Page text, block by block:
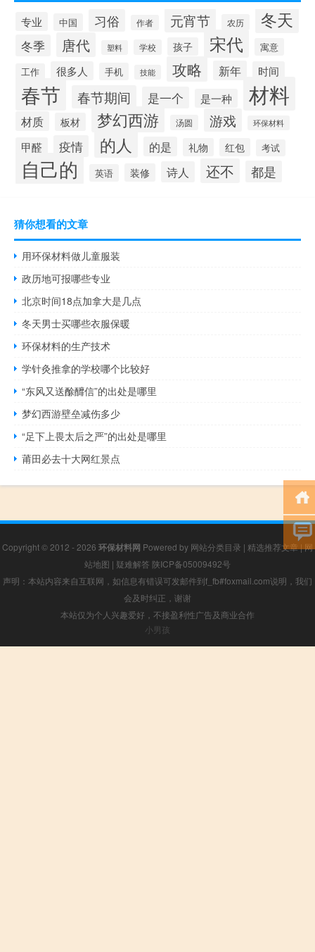
专业 中国 习俗 作者 元宵节 农历 冬天
冬季 唐代 塑料 学校 孩子 宋代 寓意
工作 很多人 手机 技能 攻略 新年 时间
春节 春节期间 是一个 是一种 材料
材质 板材 梦幻西游 汤圆 游戏 环保材料
甲醛 疫情 的人 的是 礼物 红包 考试
自己的 英语 装修 诗人 还不 都是
猜你想看的文章
用环保材料做儿童服装
政历地可报哪些专业
北京时间18点加拿大是几点
冬天男士买哪些衣服保暖
环保材料的生产技术
学针灸推拿的学校哪个比较好
“东风又送酴釄信”的出处是哪里
梦幻西游壁垒减伤多少
“足下上畏太后之严”的出处是哪里
莆田必去十大网红景点
Copyright © 2012 - 2026 环保材料网 Powered by 网站分类目录 | 精选推荐文章|网
站地图 | 疑难解答 陕ICP备05009492号
声明：本站内容来自互联网，如信息有错误可发邮件到f_fb#foxmail.com说明，我们
会及时纠正，谢谢
本站仅为个人兴趣爱好，不接盈利性广告及商业合作
小男孩